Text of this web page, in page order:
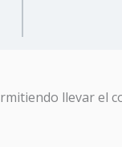
llevar el